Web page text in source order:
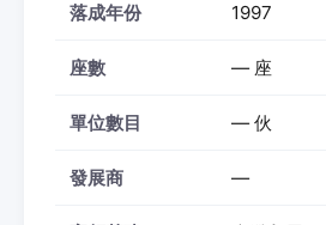
落成年份 1997
座數 — 座
單位數目 — 伙
發展商 —